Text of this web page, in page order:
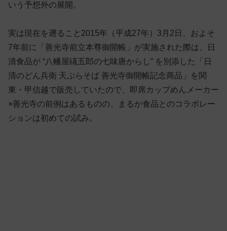
いう予想外の展開。
実は現在を遡ること2015年（平成27年）3月2日、およそ
7年前に「善光寺前立本尊御開帳」が実施された際は、日
清食品が “八幡屋礒五郎の七味唐からし” を別添した「日
清のどん兵衛 天ぷらそば 善光寺御開帳記念商品」を関
東・甲信越で販売していたので、即席カップめんメーカー
×善光寺の前例はあるものの、まるか食品とのコラボレー
ションは初めての試み。